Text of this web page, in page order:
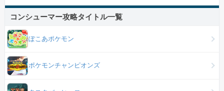
コンシューマー攻略タイトル一覧
ぽこあポケモン
ポケモンチャンピオンズ